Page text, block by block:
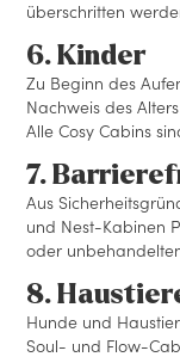
überschritten
6. Kinder
Zu Beginn des
Nachweis des
Alle Cosy Cabins
7.
Aus
und Nest-Kabinen
oder
8.
Hunde und
Soul- und Flow-